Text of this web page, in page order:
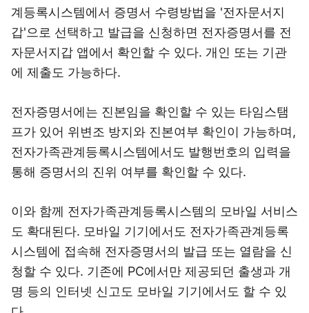
계등록시스템에서 증명서 수령방법을 '전자문서지
갑'으로 선택하고 발급을 신청하면 전자증명서를 전
자문서지갑 앱에서 확인할 수 있다. 개인 또는 기관
에 제출도 가능하다.
전자증명서에는 진본임을 확인할 수 있는 타임스탬
프가 있어 위변조 방지와 진본여부 확인이 가능하며,
전자가족관계등록시스템에서도 발행번호의 입력을
통해 증명서의 진위 여부를 확인할 수 있다.
이와 함께 전자가족관계등록시스템의 모바일 서비스
도 확대된다. 모바일 기기에서도 전자가족관계등록
시스템에 접속해 전자증명서의 발급 또는 열람을 신
청할 수 있다. 기존에 PC에서만 제공되던 출생과 개
명 등의 인터넷 신고도 모바일 기기에서도 할 수 있